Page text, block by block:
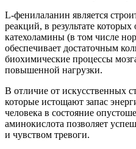
L-фенилаланин является
реакций, в результате
катехоламины (в том числе
обеспечивает достаточным
биохимические процессы
повышенной нагрузки.
В отличие от искусственных
которые истощают запас
человека в состояние
аминокислота позволяет
и чувством тревоги.